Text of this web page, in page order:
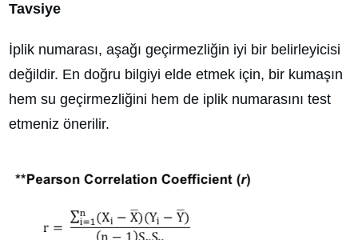
Tavsiye
İplik numarası, aşağı geçirmezliğin iyi bir belirleyicisi
değildir. En doğru bilgiyi elde etmek için, bir kumaşın
hem su geçirmezliğini hem de iplik numarasını test
etmeniz önerilir.